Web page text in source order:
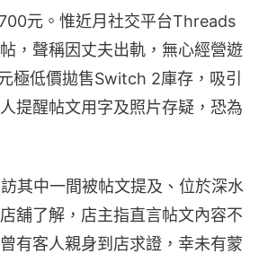
元。惟近月社交平台Threads
，聲稱因丈夫出軌，無心經營遊
極低價拋售Switch 2庫存，吸引
提醒帖文用字及照片存疑，恐為
訪其中一間被帖文提及、位於深水
舖了解，店主指直言帖文內容不
有客人親身到店求證，幸未有蒙